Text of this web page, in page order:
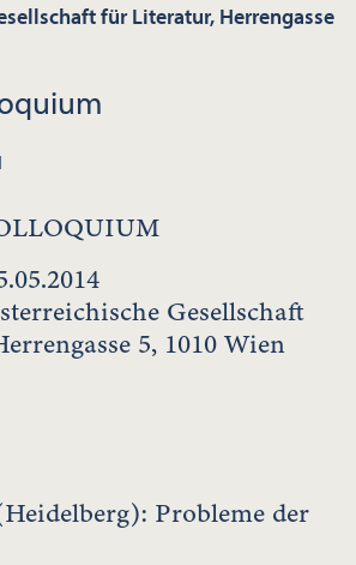
für Literatur, Herrengasse
Gesellschaft
5, 1010 Wien
Probleme der